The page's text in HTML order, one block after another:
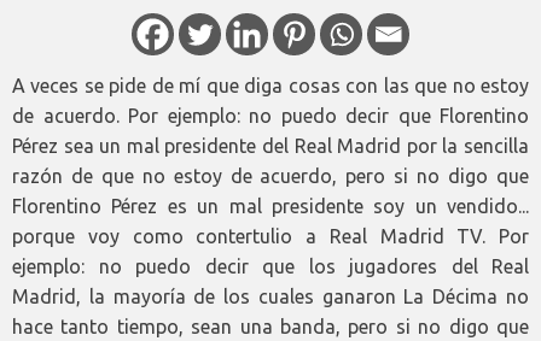
A veces se pide de mí que diga cosas con las que no estoy
de acuerdo. Por ejemplo: no puedo decir que Florentino
Pérez sea un mal presidente del Real Madrid por la sencilla
razón de que no estoy de acuerdo, pero si no digo que
Florentino Pérez es un mal presidente soy un vendido...
porque voy como contertulio a Real Madrid TV. Por
ejemplo: no puedo decir que los jugadores del Real
Madrid, la mayoría de los cuales ganaron La Décima no
hace tanto tiempo, sean una banda, pero si no digo que